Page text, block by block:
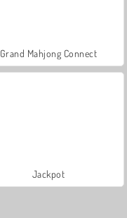
Grand Mahjong Connect
Jackpot